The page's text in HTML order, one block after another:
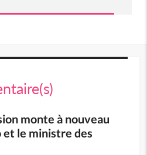
monte à nouveau
et le ministre des